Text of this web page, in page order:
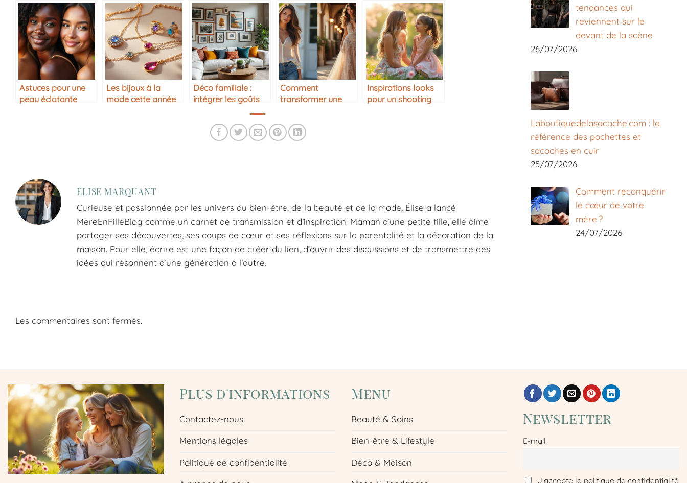
Astuces pour une
peau éclatante
Les bijoux à la
mode cette année
Déco familiale :
intégrer les goûts
Comment
transformer une
tenue de soirée
Inspirations looks
pour un shooting
ELISE MARQUANT
Curieuse et passionnée par les univers du bien-être, de la beauté et de la mode, Élise a lancé
MereEnFilleBlog comme un carnet de transmission et d’inspiration. Maman d’une petite fille, elle aime
partager ses découvertes, ses coups de cœur et ses réflexions sur la parentalité et la décoration de la
maison. Pour elle, écrire est une façon de créer du lien, d’ouvrir des discussions et de transmettre des
idées qui résonnent d’une génération à l’autre.
Les commentaires sont fermés.
tendances qui
reviennent sur le
devant de la scène
26/07/2026
Laboutiquedelasacoche.com : la
référence des pochettes et
sacoches en cuir
25/07/2026
Comment reconquérir
le cœur de votre
mère ?
24/07/2026
Plus d'informations
Contactez-nous
Mentions légales
Politique de confidentialité
Menu
Beauté & Soins
Bien-être & Lifestyle
Déco & Maison
Newsletter
E-mail
J'accepte la politique de confidentialité